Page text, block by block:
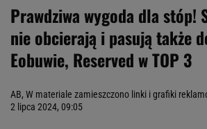
Prawdziwa wygoda dla stóp!
nie obcierają i pasują także
Eobuwie, Reserved w TOP 3
AB, W materiale zamieszczono linki i grafiki
2 lipca 2024, 09:05